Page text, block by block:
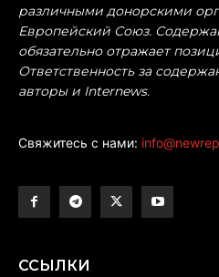
различными донорскими
Европейский Союз.
обязательно отражает
Ответственность за
авторы и Internews.
Свяжитесь с нами:
ССЫЛКИ